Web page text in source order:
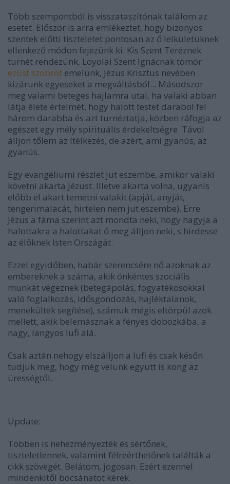
Több szempontból is visszataszítónak találom az
esetet. Először is arra emlékeztet, hogy bizonyos
szentek előtti tiszteletet pontosan az ő lelkületüknek
ellenkező módon fejezünk ki: Kis Szent Teréznek
turnét rendezünk, Loyolai Szent Ignácnak tömör
ezüst szobrot emelünk, Jézus Krisztus nevében
kizárunk egyeseket a megváltásból... Másodszor
meg valami beteges hajlamra utal, ha valaki abban
látja élete értelmét, hogy halott testet darabol fel
három darabba és azt turnéztatja, közben ráfogja az
egészet egy mély spirituális érdekeltségre. Távol
álljon tőlem az ítélkezés, de azért, ami gyanús, az
gyanús.
Egy evangéliumi részlet jut eszembe, amikor valaki
követni akarta Jézust. Illetve akarta volna, ugyanis
előbb el akart temetni valakit (apját, anyját,
tengerimalacát, hirtelen nem jut eszembe). Erre
Jézus a fáma szerint azt mondta neki, hogy hagyja a
halottakra a halottakat ő meg álljon neki, s hirdesse
az élőknek Isten Országát.
Ezzel egyidőben, habár szerencsére nő azoknak az
embereknek a száma, akik önkéntes szociális
munkát végeznek (betegápolás, fogyatékosokkal
való foglalkozás, idősgondozás, hajléktalanok,
menekültek segítése), számuk mégis eltörpül azok
mellett, akik belemásznak a fényes dobozkába, a
nagy, langyos lufi alá.
Csak aztán nehogy elszálljon a lufi és csak későn
tudjuk meg, hogy még velünk együtt is kong az
ürességtől.
Update:
Többen is nehezményezték és sértőnek,
tiszteletlennek, valamint félreérthetőnek találták a
cikk szövegét. Belátom, jogosan. Ezért ezennel
mindenkitől bocsánatot kérek.